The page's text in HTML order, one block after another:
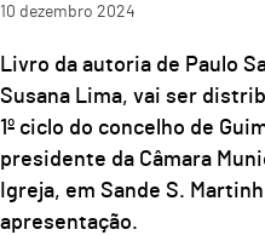
10 dezembro 2024
Livro da autoria de Paulo
Susana Lima, vai ser
1º ciclo do concelho de
presidente da Câmara
Igreja, em Sande S.
apresentação.